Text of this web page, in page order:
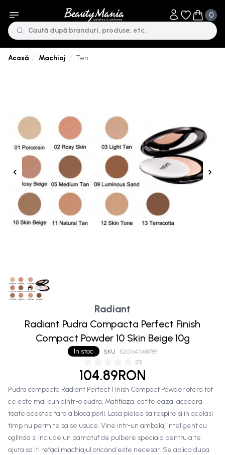
Obiecte în
0
Obiecte
Acasă Machiaj Ten
(0)
In stoc SKU 5201641658789
Radiant
Radiant Pudra Compacta Perfect Finish
Compact Powder 10 Skin Beige 10g
104.89RON
Pudra compacta Radiant Perfect Finish Compact Powder ofera tot
ce este mai bun dintr-o pudra. Matifiaza, catifeleaza, acopera,
toate acestea fara a bloca porii. Lasa pielea sa respire si in acelasi
timp nu permite sa se usuce. Vine intr-un ambalaj inteligent cu
oglinda si include un pamatuf de pulbere speciala pentru a te
ajuta sa iti refaci machiajul oricand este necesar. Se aplica dupa